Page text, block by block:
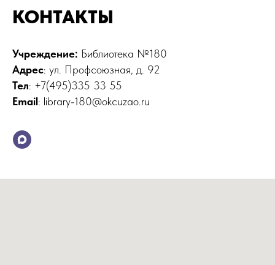
КОНТАКТЫ
Учреждение: Библиотека №180
Адрес: ул. Профсоюзная, д. 92
Тел: +7(495)335 33 55
Email: library-180@okcuzao.ru